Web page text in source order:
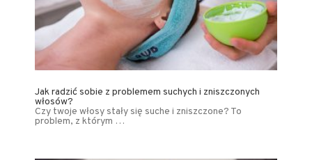
Jak radzić sobie z problemem suchych i zniszczonych
włosów?
Czy twoje włosy stały się suche i zniszczone? To
problem, z którym …